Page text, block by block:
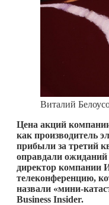
Виталий
Цена акций
как производитель
прибыли за третий
оправдали
директор компании
телеконференцию,
назвали «мини-
Business Insider.